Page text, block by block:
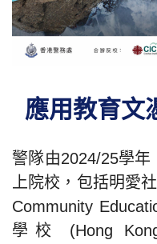
應用教育文
警隊由2024/25學
上院校，包括明愛
Community
學校 (Hong